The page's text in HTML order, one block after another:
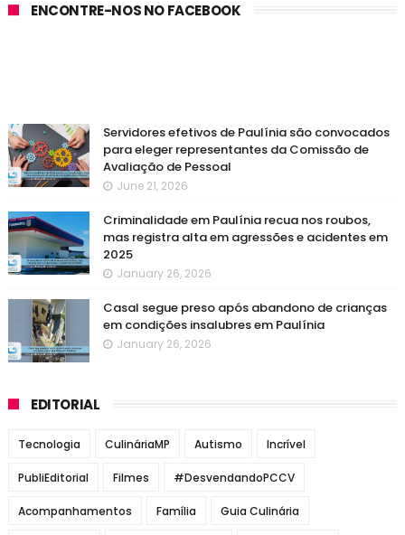
ENCONTRE-NOS NO FACEBOOK
Servidores efetivos de Paulínia são convocados
para eleger representantes da Comissão de
Avaliação de Pessoal
June 21, 2026
Criminalidade em Paulínia recua nos roubos,
mas registra alta em agressões e acidentes em
2025
January 26, 2026
Casal segue preso após abandono de crianças
em condições insalubres em Paulínia
January 26, 2026
EDITORIAL
Tecnologia CulináriaMP Autismo Incrível
PubliEditorial Filmes #DesvendandoPCCV
Acompanhamentos Família Guia Culinária